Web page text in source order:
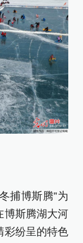
捕博斯腾”为
博斯腾湖大河
彩纷呈的特色